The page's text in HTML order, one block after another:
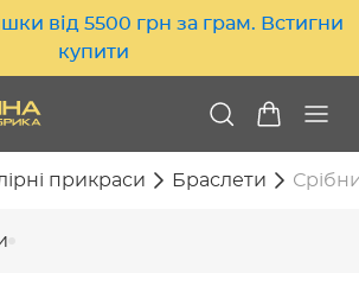
від 5500 грн за грам. Встигни
купити
прикраси Браслети